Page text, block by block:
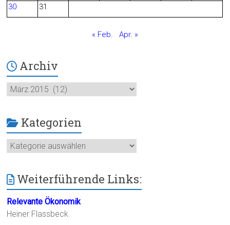
30
31
« Feb. Apr. »
Archiv
Archiv
Kategorien
Kategorien
Weiterführende Links:
Relevante Ökonomik
Heiner Flassbeck